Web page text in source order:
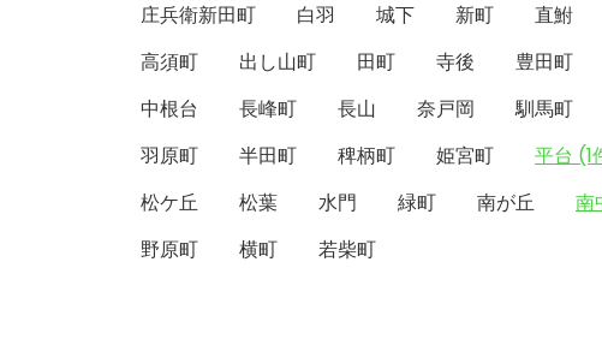
庄兵衛新田町
白羽 城下 新町 直鮒
高須町
出し山町 田町 寺後 豊田町
中根台
長峰町 長山 奈戸岡 馴馬町
羽原町
半田町 稗柄町 姫宮町 平台 (1
松ケ丘
松葉 水門 緑町 南が丘 南
野原町
横町 若柴町